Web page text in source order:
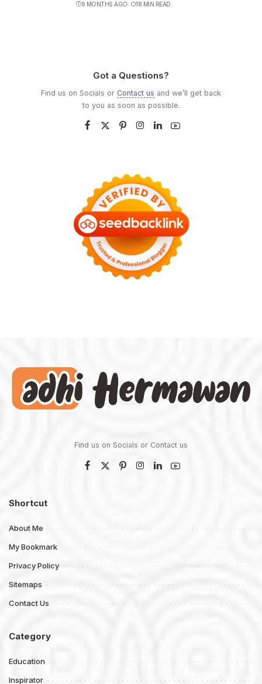
9 MONTHS AGO 18 MIN READ
Got a Questions?
Find us on Socials or Contact us and we’ll get back
to you as soon as possible.
Find us on Socials or Contact us
Shortcut
About Me
My Bookmark
Privacy Policy
Sitemaps
Contact Us
Category
Education
Inspirator